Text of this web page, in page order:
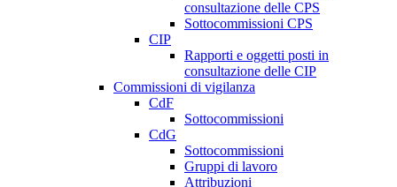
consultazione delle CPS
Sottocommissioni CPS
CIP
Rapporti e oggetti posti in
consultazione delle CIP
Commissioni di vigilanza
CdF
Sottocommissioni
CdG
Sottocommissioni
Gruppi di lavoro
Attribuzioni